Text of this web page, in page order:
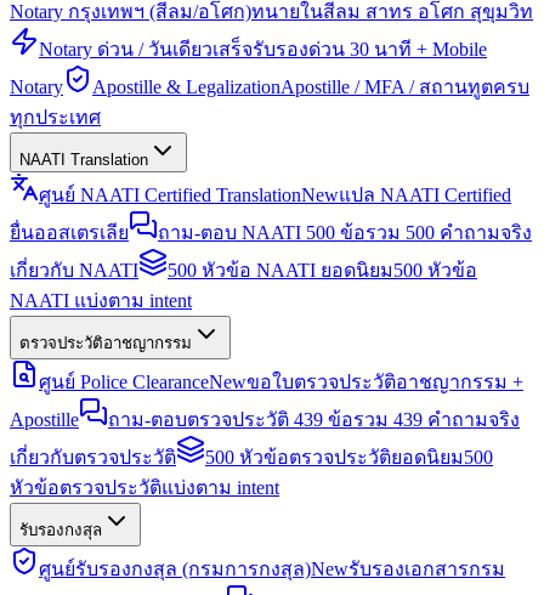
Notary กรุงเทพฯ (สีลม/อโศก)ทนายในสีลม สาทร อโศก สุขุมวิท
Notary ด่วน / วันเดียวเสร็จรับรองด่วน 30 นาที + Mobile
Notary
Apostille & LegalizationApostille / MFA / สถานทูตครบ
ทุกประเทศ
NAATI Translation
ศูนย์ NAATI Certified TranslationNewแปล NAATI Certified
ยื่นออสเตรเลีย
ถาม-ตอบ NAATI 500 ข้อรวม 500 คำถามจริง
เกี่ยวกับ NAATI
500 หัวข้อ NAATI ยอดนิยม500 หัวข้อ
NAATI แบ่งตาม intent
ตรวจประวัติอาชญากรรม
ศูนย์ Police ClearanceNewขอใบตรวจประวัติอาชญากรรม +
Apostille
ถาม-ตอบตรวจประวัติ 439 ข้อรวม 439 คำถามจริง
เกี่ยวกับตรวจประวัติ
500 หัวข้อตรวจประวัติยอดนิยม500
หัวข้อตรวจประวัติแบ่งตาม intent
รับรองกงสุล
ศูนย์รับรองกงสุล (กรมการกงสุล)Newรับรองเอกสารกรม